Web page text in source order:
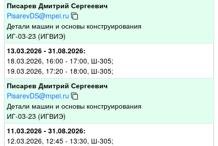
Писарев Дмитрий Сергеевич
PisarevDS@mpei.ru
Детали машин и основы конструирования
ИГ-03-23 (ИГВИЭ)
13.03.2026 - 31.08.2026:
18.03.2026, 16:00 - 17:00, Ш-305;
19.03.2026, 17:20 - 18:00, Ш-305;
Писарев Дмитрий Сергеевич
PisarevDS@mpei.ru
Детали машин и основы конструирования
ИГ-03-23 (ИГВИЭ)
11.03.2026 - 31.08.2026:
12.03.2026, 12:45 - 13:30, Ш-305;